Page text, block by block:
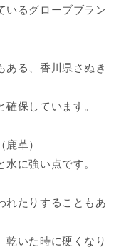
いるグローブブラン
ある、香川県さぬき
保しています。
革）
に強い点です。
れたりすることもあ
乾いた時に硬くなり